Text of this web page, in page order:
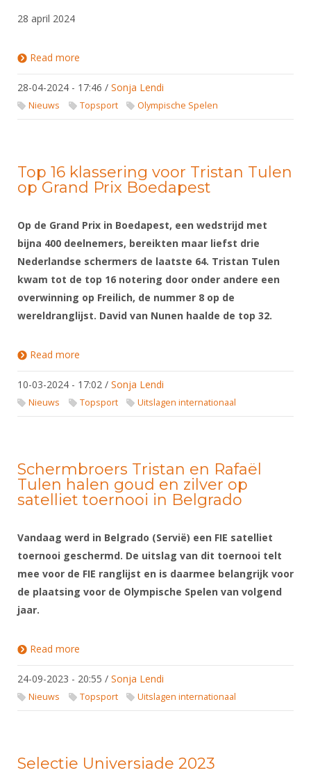
28 april 2024
Read more
28-04-2024 - 17:46 / Sonja Lendi
Nieuws Topsport Olympische Spelen
Top 16 klassering voor Tristan Tulen
op Grand Prix Boedapest
Op de Grand Prix in Boedapest, een wedstrijd met
bijna 400 deelnemers, bereikten maar liefst drie
Nederlandse schermers de laatste 64. Tristan Tulen
kwam tot de top 16 notering door onder andere een
overwinning op Freilich, de nummer 8 op de
wereldranglijst. David van Nunen haalde de top 32.
Read more
10-03-2024 - 17:02 / Sonja Lendi
Nieuws Topsport Uitslagen internationaal
Schermbroers Tristan en Rafaël
Tulen halen goud en zilver op
satelliet toernooi in Belgrado
Vandaag werd in Belgrado (Servië) een FIE satelliet
toernooi geschermd. De uitslag van dit toernooi telt
mee voor de FIE ranglijst en is daarmee belangrijk voor
de plaatsing voor de Olympische Spelen van volgend
jaar.
Read more
24-09-2023 - 20:55 / Sonja Lendi
Nieuws Topsport Uitslagen internationaal
Selectie Universiade 2023